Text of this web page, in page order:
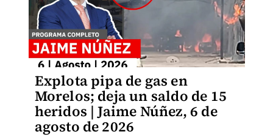
Explota pipa de gas en
Morelos; deja un saldo de 15
heridos | Jaime Núñez, 6 de
agosto de 2026